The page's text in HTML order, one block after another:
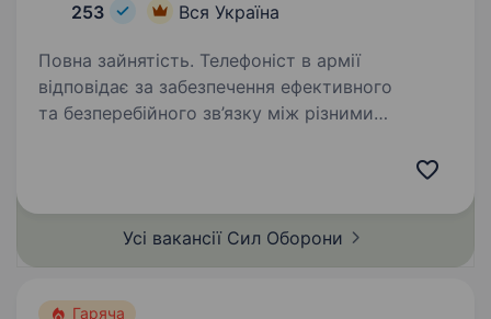
253
Вся Україна
Повна зайнятість. Телефоніст в армії
відповідає за забезпечення ефективного
та безперебійного зв’язку між різними
готовність до виконання завдань у бойових
Усі вакансії Сил Оборони
Гаряча